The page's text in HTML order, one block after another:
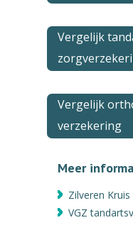
Vergelijk
Vergelijk
verzekering
Meer
Zilveren
VGZ